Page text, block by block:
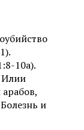
10а).
Илии
и